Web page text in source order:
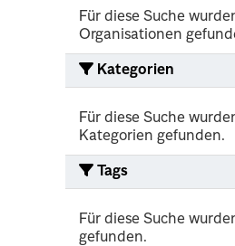
Für diese Suche
Organisationen
Kategorien
Für diese Suche
Kategorien gefunden.
Tags
Für diese Suche
gefunden.